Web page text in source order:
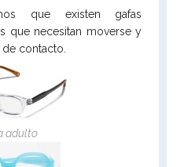
que existen gafas
que necesitan moverse y
contacto.
adulto